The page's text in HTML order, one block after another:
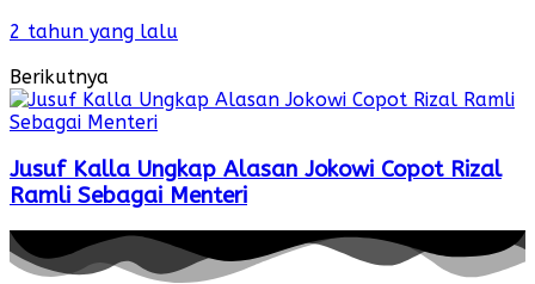
2 tahun yang lalu
Berikutnya
Jusuf Kalla Ungkap Alasan Jokowi Copot Rizal
Ramli Sebagai Menteri